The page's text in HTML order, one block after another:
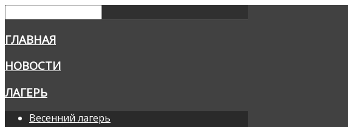
ГЛАВНАЯ
НОВОСТИ
ЛАГЕРЬ
Весенний лагерь